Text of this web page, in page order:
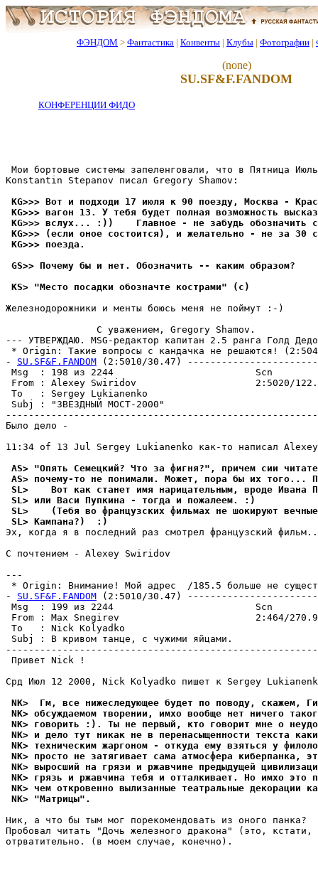
ФЭНДОМ > Фантастика | Конвенты | Клубы | Фотографии |
(none)
SU.SF&F.FANDOM
КОНФЕРЕНЦИИ ФИДО
Мои бортовые системы запеленговали, что в Пятница
Konstantin Stepanov писал Gregory Shamov:
KG>>> Вот и подходи 17 июля к 90 поезду, Москва -
KG>>> вагон 13. У тебя будет полная возможность
KG>>> вслух... :))    Главное - не забудь обозначить
KG>>> (если оное состоится), и желательно - не за 30
KG>>> поезда.
GS>> Почему бы и нет. Обозначить -- каким образом?
KS> "Место посадки обозначте кострами" (с)
Железнодорожники и менты боюсь меня не поймут :-)
                C уважением, Gregory Shamov.
--- УТВЕРЖДАЮ. MSG-редактор капитан 2.5 ранга Голд
* Origin: Такие вопросы с кандачка не решаются!
- SU.SF&F.FANDOM (2:5010/30.47)
Msg  : 198 из 2244
From : Alexey Swiridov                     2:5020/
To   : Sergey Lukianenko
Subj : "ЗВЕЗДНЫЙ
Было дело -
11:34 of 13 Jul Sergey Lukianenko как-то написал
AS> "Опять Семецкий? Что за фигня?", причем сии
AS> почему-то не понимали. Может, пора бы их того...
SL>    Вот как станет имя нарицательным, вроде Ивана
SL> или Васи Пупкина - тогда и пожалеем. :)
SL>    (Тебя во французских фильмах не шокируют
SL> Кампана?)  :)
Эх, когда я в последний раз смотрел французский
С почтением - Alexey Swiridov
---
* Origin: Внимание! Мой адрес  /185.5 больше не
- SU.SF&F.FANDOM (2:5010/30.47)
Msg  : 199 из 2244
From : Max Snegirev                        2:464/
To   : Nick Kolyadko
Subj : В кривом танце, с
Привет Nick !
Срд Июл 12 2000, Nick Kolyadko пишет к Sergey
NK>  Гм, все нижеследующее будет по поводу, скажем,
NK> обсуждаемом творении, имхо вообще нет ничего
NK> говорить :). Ты не первый, кто говорит мне о
NK> и дело тут никак не в перенасыщенности текста
NK> техническим жаргоном - откуда ему взяться у
NK> просто не затягивает сама атмосфера киберпанка,
NK> выросший на грязи и ржавчине предыдущей
NK> грязь и ржавчина тебя и отталкивает. Но имхо это
NK> чем откровенно вылизанные театральные декорации
NK> "Матрицы".
Ник, а что бы тым мог порекомендовать из оного панка?
Пробовал читать "Дочь железного дракона" (это,
отpватительно. (в моем случае, конечно).